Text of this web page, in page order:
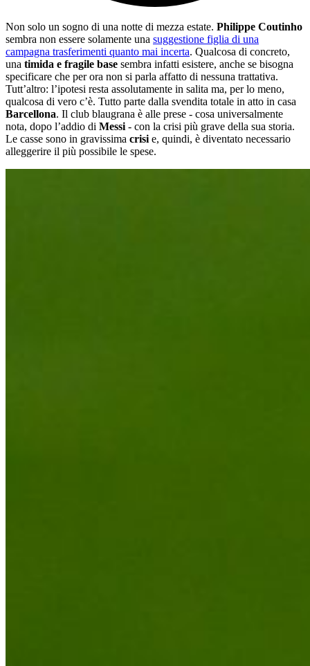
Non solo un sogno di una notte di mezza estate. Philippe Coutinho
sembra non essere solamente una suggestione figlia di una
campagna trasferimenti quanto mai incerta. Qualcosa di concreto,
una timida e fragile base sembra infatti esistere, anche se bisogna
specificare che per ora non si parla affatto di nessuna trattativa.
Tutt’altro: l’ipotesi resta assolutamente in salita ma, per lo meno,
qualcosa di vero c’è. Tutto parte dalla svendita totale in atto in casa
Barcellona. Il club blaugrana è alle prese - cosa universalmente
nota, dopo l’addio di Messi - con la crisi più grave della sua storia.
Le casse sono in gravissima crisi e, quindi, è diventato necessario
alleggerire il più possibile le spese.